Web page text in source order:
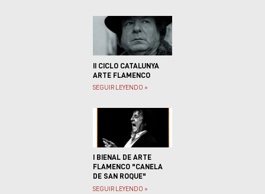
II CICLO CATALUNYA
ARTE FLAMENCO
SEGUIR LEYENDO »
I BIENAL DE ARTE
FLAMENCO "CANELA
DE SAN ROQUE"
SEGUIR LEYENDO »